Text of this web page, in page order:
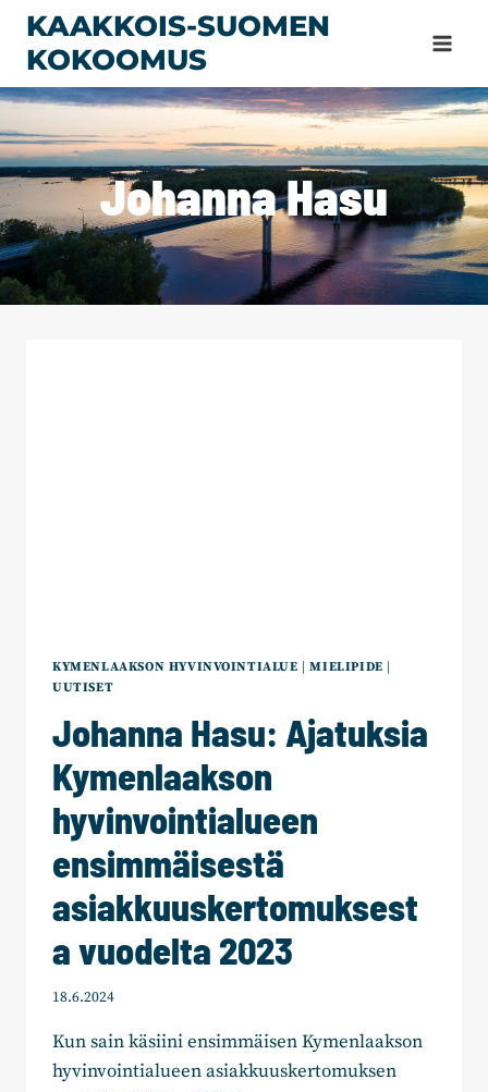
Siirry
sisältöön
KAAKKOIS-SUOMEN
KOKOOMUS
Johanna Hasu
KYMENLAAKSON HYVINVOINTIALUE |MIELIPIDE |
UUTISET
Johanna Hasu: Ajatuksia
Kymenlaakson
hyvinvointialueen
ensimmäisestä
asiakkuuskertomuksest
a vuodelta 2023
18.6.2024
Kun sain käsiini ensimmäisen Kymenlaakson
hyvinvointialueen asiakkuuskertomuksen